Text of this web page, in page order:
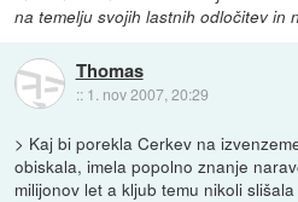
na temelju svojih lastnih odločitev in
Thomas
:: 1. nov 2007, 20:29
> Kaj bi porekla Cerkev na
obiskala, imela popolno znanje
milijonov let a kljub temu nikoli